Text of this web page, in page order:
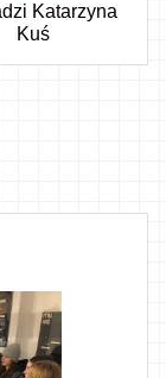
Katarzyna
Kuś